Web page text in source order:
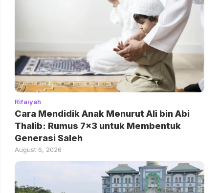
Rifaiyah
Cara Mendidik Anak Menurut Ali bin Abi
Thalib: Rumus 7×3 untuk Membentuk
Generasi Saleh
August 6, 2026